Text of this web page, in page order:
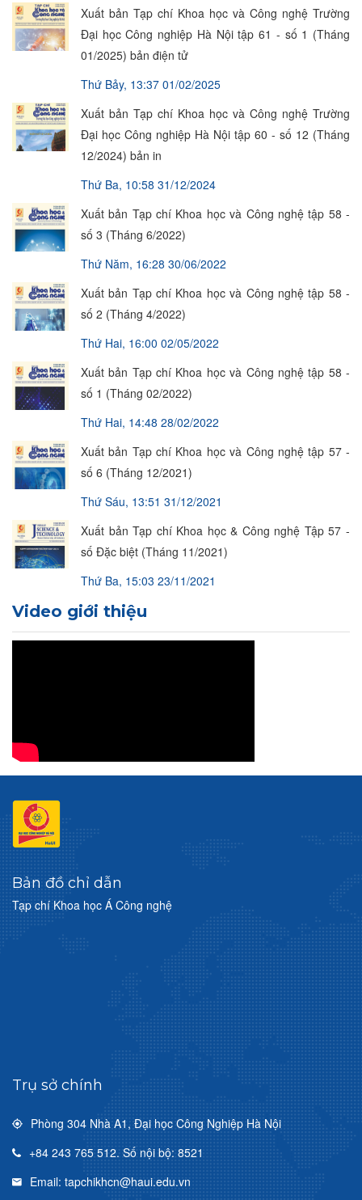
Xuất bản Tạp chí Khoa học và Công nghệ Trường
Đại học Công nghiệp Hà Nội tập 61 - số 1 (Tháng
01/2025) bản điện tử
Thứ Bảy, 13:37 01/02/2025
Xuất bản Tạp chí Khoa học và Công nghệ Trường
Đại học Công nghiệp Hà Nội tập 60 - số 12 (Tháng
12/2024) bản in
Thứ Ba, 10:58 31/12/2024
Xuất bản Tạp chí Khoa học và Công nghệ tập 58 -
số 3 (Tháng 6/2022)
Thứ Năm, 16:28 30/06/2022
Xuất bản Tạp chí Khoa học và Công nghệ tập 58 -
số 2 (Tháng 4/2022)
Thứ Hai, 16:00 02/05/2022
Xuất bản Tạp chí Khoa học và Công nghệ tập 58 -
số 1 (Tháng 02/2022)
Thứ Hai, 14:48 28/02/2022
Xuất bản Tạp chí Khoa học và Công nghệ tập 57 -
số 6 (Tháng 12/2021)
Thứ Sáu, 13:51 31/12/2021
Xuất bản Tạp chí Khoa học & Công nghệ Tập 57 -
số Đặc biệt (Tháng 11/2021)
Thứ Ba, 15:03 23/11/2021
Video giới thiệu
Bản đồ chỉ dẫn
Tạp chí Khoa học Á Công nghệ
Trụ sở chính
Phòng 304 Nhà A1, Đại học Công Nghiệp Hà Nội
+84 243 765 512. Số nội bộ: 8521
Email: tapchikhcn@haui.edu.vn